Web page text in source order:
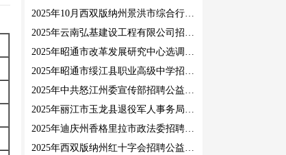
2025年10月西双版纳州景洪市综合行政执法局招聘人员公告
2025年云南弘基建设工程有限公司招聘公告
2025年昭通市改革发展研究中心选调工作人员职业素质测评通告
2025年昭通市绥江县职业高级中学招聘编外紧缺临聘数学教师公告
2025年中共怒江州委宣传部招聘公益性岗位公告
2025年丽江市玉龙县退役军人事务局公益性岗位招聘公告
2025年迪庆州香格里拉市政法委招聘公益性岗位公告
2025年西双版纳州红十字会招聘公益性岗位人员公告